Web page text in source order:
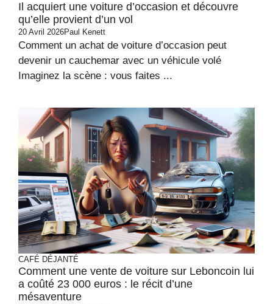
Il acquiert une voiture d’occasion et découvre
qu’elle provient d’un vol
20 Avril 2026Paul Kenett
Comment un achat de voiture d’occasion peut
devenir un cauchemar avec un véhicule volé
Imaginez la scène : vous faites ...
CAFÉ DÉJANTÉ
Comment une vente de voiture sur Leboncoin lui
a coûté 23 000 euros : le récit d’une
mésaventure